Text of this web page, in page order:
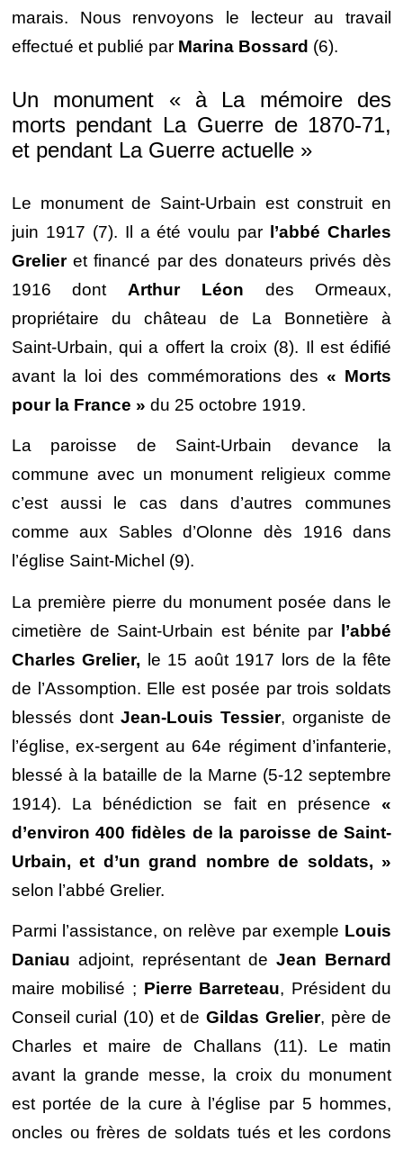
marais. Nous renvoyons le lecteur au travail
effectué et publié parMarina Bossard (6).
Un monument « à La mémoire des
morts pendant La Guerre de 1870-71,
et pendant La Guerre actuelle »
Le monument de Saint-Urbain est construit en
juin 1917 (7). Il a été voulu par
l’abbé Charles
Grelieret financé par des donateurs privés dès
1916 dont Arthur Léon des Ormeaux,
propriétaire du château de La Bonnetière à
Saint-Urbain, qui a offert la croix (8). Il est édifié
avant la loi des commémorations des « Morts
pour la France » du 25 octobre 1919.
La paroisse de Saint-Urbain devance la
commune avec un monument religieux comme
c’est aussi le cas dans d’autres communes
comme aux Sables d’Olonne dès 1916 dans
l’église Saint-Michel (9).
La première pierre du monument posée dans le
cimetière de Saint-Urbain est bénite par l’abbé
Charles Grelier, le 15 août 1917 lors de la fête
de l’Assomption. Elle est posée par trois soldats
blessés dont Jean-Louis Tessier, organiste de
l’église, ex-sergent au 64e régiment d’infanterie,
blessé à la bataille de la Marne (5-12 septembre
1914). La bénédiction se fait en présence«
d’environ 400 fidèles de la paroisse de Saint-
Urbain, et d’un grand nombre de soldats, »
selon l’abbé Grelier.
Parmi l’assistance, on relève par exemple Louis
Daniau adjoint, représentant deJean Bernard
maire mobilisé ; Pierre Barreteau, Président du
Conseil curial (10) et deGildas Grelier, père de
Charles et maire de Challans (11). Le matin
avant la grande messe, la croix du monument
est portée de la cure à l’église par 5 hommes,
oncles ou frères de soldats tués et les cordons